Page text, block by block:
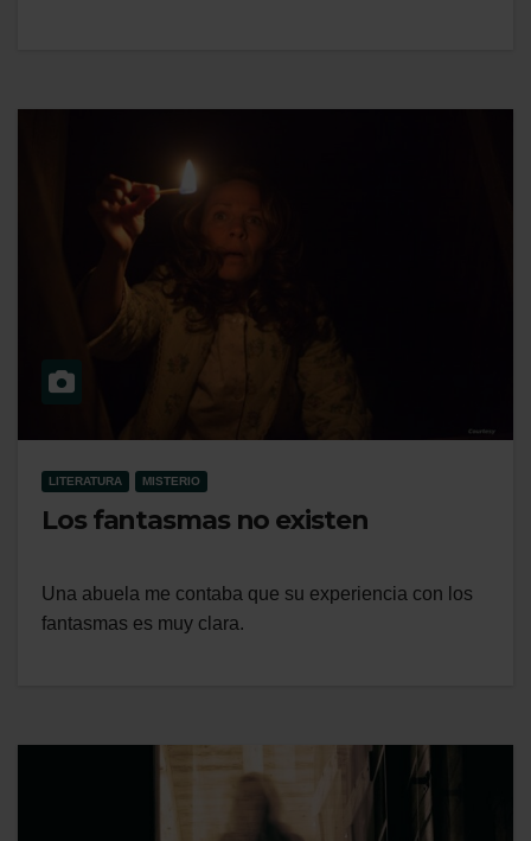
LITERATURA MISTERIO
Los fantasmas no existen
Una abuela me contaba que su experiencia con los
fantasmas es muy clara.